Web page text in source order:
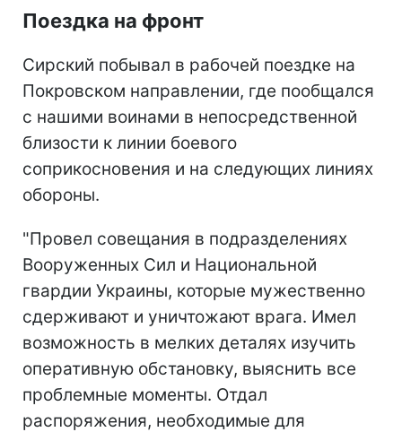
Поездка на фронт
Сирский побывал в рабочей поездке на
Покровском направлении, где пообщался
с нашими воинами в непосредственной
близости к линии боевого
соприкосновения и на следующих линиях
обороны.
"Провел совещания в подразделениях
Вооруженных Сил и Национальной
гвардии Украины, которые мужественно
сдерживают и уничтожают врага. Имел
возможность в мелких деталях изучить
оперативную обстановку, выяснить все
проблемные моменты. Отдал
распоряжения, необходимые для